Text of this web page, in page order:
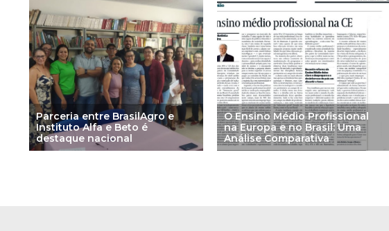
Parceria entre BrasilAgro e
Instituto Alfa e Beto é
destaque nacional
O Ensino Médio Profissional
na Europa e no Brasil: Uma
Análise Comparativa